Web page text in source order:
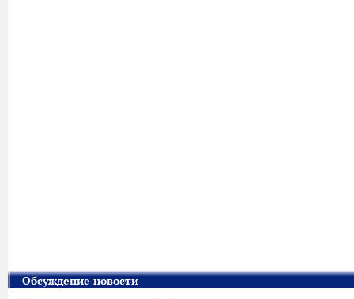
Обсуждение новости